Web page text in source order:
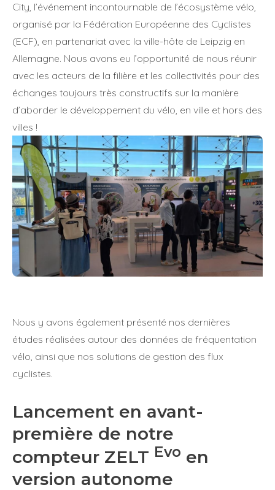
City, l’événement incontournable de l’écosystème vélo,
organisé par la Fédération Européenne des Cyclistes
(ECF), en partenariat avec la ville-hôte de Leipzig en
Allemagne. Nous avons eu l’opportunité de nous réunir
avec les acteurs de la filière et les collectivités pour des
échanges toujours très constructifs sur la manière
d’aborder le développement du vélo, en ville et hors des
villes !
Nous y avons également présenté nos dernières
études réalisées autour des données de fréquentation
vélo, ainsi que nos solutions de gestion des flux
cyclistes.
Lancement en avant-
première de notre
compteur ZELT Evo en
version autonome